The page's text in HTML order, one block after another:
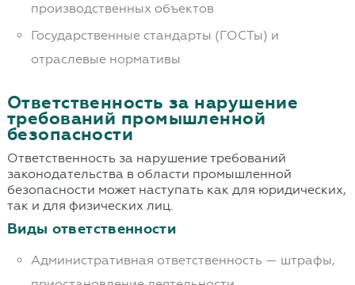
производственных объектов
Государственные стандарты (ГОСТы) и
отраслевые нормативы
Ответственность за нарушение
требований промышленной
безопасности
Ответственность за нарушение требований
законодательства в области промышленной
безопасности может наступать как для юридических,
так и для физических лиц.
Виды ответственности
Административная ответственность — штрафы,